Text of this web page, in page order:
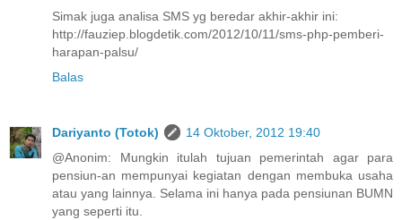
Simak juga analisa SMS yg beredar akhir-akhir ini:
http://fauziep.blogdetik.com/2012/10/11/sms-php-pemberi-
harapan-palsu/
Balas
Dariyanto (Totok)
14 Oktober, 2012 19:40
@Anonim: Mungkin itulah tujuan pemerintah agar para
pensiun-an mempunyai kegiatan dengan membuka usaha
atau yang lainnya. Selama ini hanya pada pensiunan BUMN
yang seperti itu.